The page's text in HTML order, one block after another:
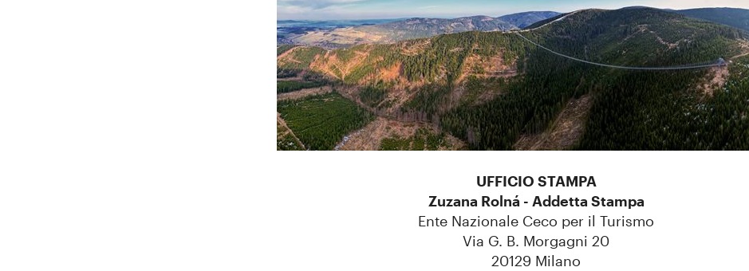
UFFICIO STAMPA
Zuzana Rolná - Addetta Stampa
Ente Nazionale Ceco per il Turismo
Via G. B. Morgagni 20
20129 Milano